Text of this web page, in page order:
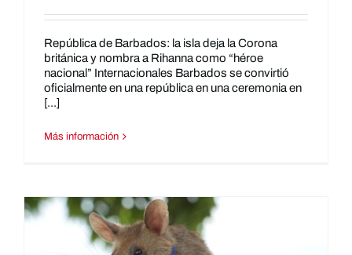
República de Barbados: la isla deja la Corona
británica y nombra a Rihanna como “héroe
nacional” Internacionales Barbados se convirtió
oficialmente en una república en una ceremonia en
[...]
Más información